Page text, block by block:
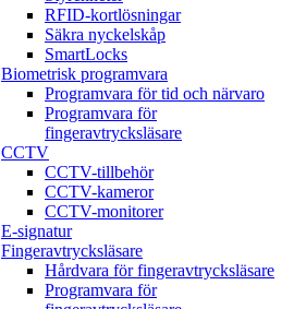
RFID-kortlösningar
Säkra nyckelskåp
SmartLocks
Biometrisk programvara
Programvara för tid och närvaro
Programvara för
fingeravtrycksläsare
CCTV
CCTV-tillbehör
CCTV-kameror
CCTV-monitorer
E-signatur
Fingeravtrycksläsare
Hårdvara för fingeravtrycksläsare
Programvara för